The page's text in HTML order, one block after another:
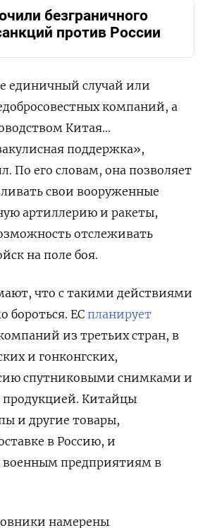
безграничного
против России
единичный случай или
компаний, а
Китая…
поддержка»,
По его словам, она позволяет
свои вооруженные
артиллерию и ракеты,
отслеживать
на поле боя.
что с такими действиями
бороться. ЕС планирует
из третьих стран, в
и гонконгских,
спутниковыми снимками и
продукцией. Китайцы
и другие товары,
в Россию, и
военным предприятиям в
намерены